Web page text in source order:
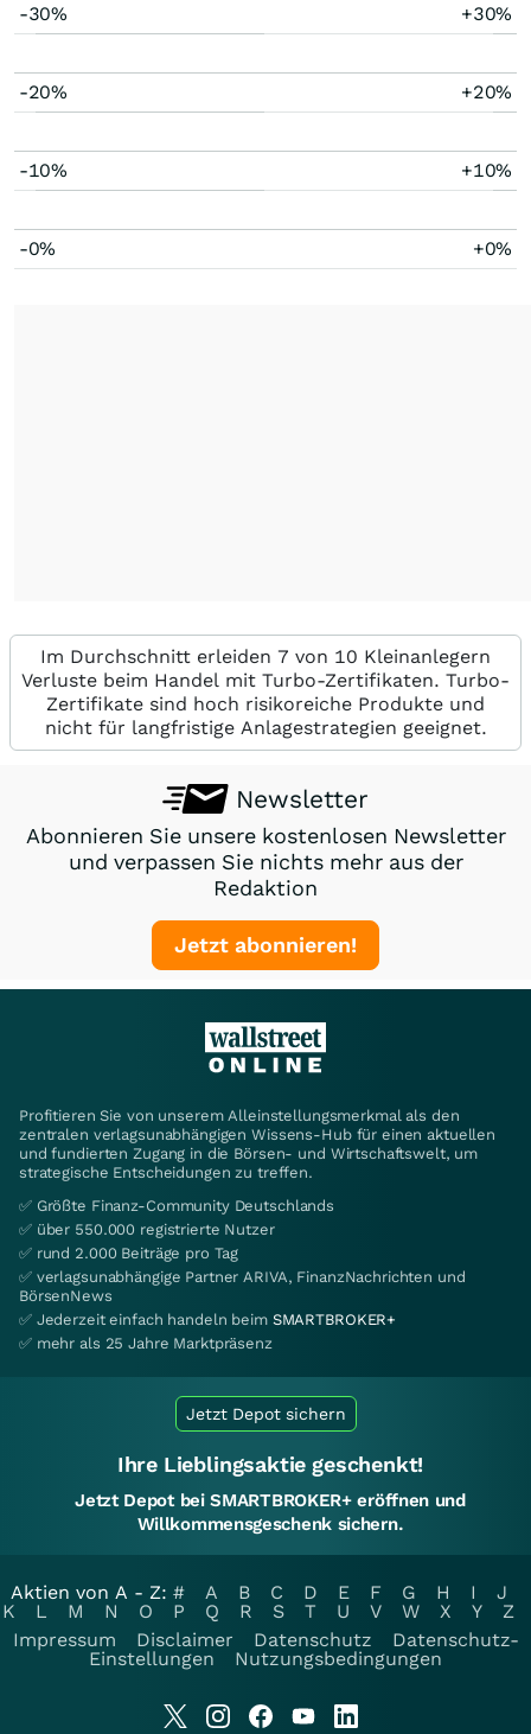
-30% +30%
-20% +20%
-10% +10%
-0% +0%
Im Durchschnitt erleiden 7 von 10 Kleinanlegern
Verluste beim Handel mit Turbo-Zertifikaten. Turbo-
Zertifikate sind hoch risikoreiche Produkte und
nicht für langfristige Anlagestrategien geeignet.
Newsletter
Abonnieren Sie unsere kostenlosen Newsletter
und verpassen Sie nichts mehr aus der
Redaktion
Jetzt abonnieren!
Profitieren Sie von unserem Alleinstellungsmerkmal als den
zentralen verlagsunabhängigen Wissens-Hub für einen aktuellen
und fundierten Zugang in die Börsen- und Wirtschaftswelt, um
strategische Entscheidungen zu treffen.
✅ Größte Finanz-Community Deutschlands
✅ über 550.000 registrierte Nutzer
✅ rund 2.000 Beiträge pro Tag
✅ verlagsunabhängige Partner ARIVA, FinanzNachrichten und
BörsenNews
✅ Jederzeit einfach handeln beim SMARTBROKER+
✅ mehr als 25 Jahre Marktpräsenz
Jetzt Depot sichern
Ihre Lieblingsaktie geschenkt!
Jetzt Depot bei SMARTBROKER+ eröffnen und
Willkommensgeschenk sichern.
Aktien von A - Z: # A B C D E F G H I
J
K
L M N O P Q R S T U V W X Y
Z
Impressum
Disclaimer Datenschutz
Datenschutz-
Einstellungen
Nutzungsbedingungen